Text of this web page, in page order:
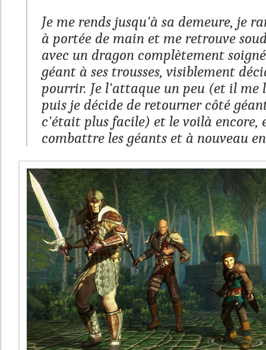
Je me rends jusqu'à sa demeure, je
à portée de main et me retrouve
avec un dragon complètement
géant à ses trousses, visiblement
pourrir. Je l'attaque un peu (et il me
puis je décide de retourner côté
c'était plus facile) et le voilà encore,
combattre les géants et à nouveau